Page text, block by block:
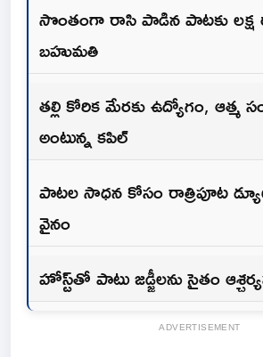
సొంతంగా రాసి పాడిన పాటకు
బహుమతి
తల్లి కోరిక మేరకు ఉద్యోగం, ఆత్మ
అంటున్న కపిల్
పాటల సాధన కోసం రాత్రిపూట
వైనం
హోస్ట్‌తో పాటు జడ్జీలను సైతం
ADVERTISEMENT